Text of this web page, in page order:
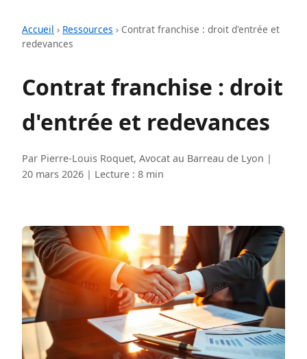
Accueil › Ressources › Contrat franchise : droit d'entrée et
redevances
Contrat franchise : droit
d'entrée et redevances
Par Pierre-Louis Roquet, Avocat au Barreau de Lyon |
20 mars 2026 | Lecture : 8 min